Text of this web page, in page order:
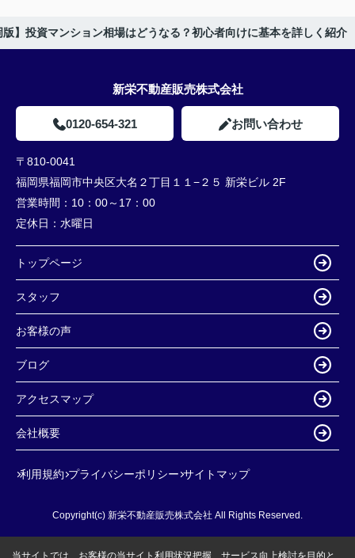
版】投資マンション相場はどうなる？初心者向けに基本を詳しく紹介
新栄不動産販売株式会社
0120-654-321 お問い合わせ
〒810-0041
福岡県福岡市中央区大名２丁目１１−２５ 新栄ビル 2F
営業時間： 10：00～17：00
定休日： 水曜日
トップページ
スタッフ
お客様の声
ブログ
アクセスマップ
会社概要
利用規約 プライバシーポリシー サイトマップ
Copyright(c) 新栄不動産販売株式会社 All Rights Reserved.
当サイトでは、お客様の当サイト利用状況把握、サービス向上検討を目的と